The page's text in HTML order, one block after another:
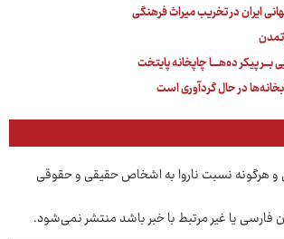
ایران در تخریب میراث فرهنگی
تمدن
پیکر ده‌هــــا چاپخانه پایتخت
در حال گردآوری است
و هرگونه نسبت ناروا به اشخاص حقیقی و حقوقی
فارسی یا غیر مرتبط با خبر باشد منتشر نمی‌شود.